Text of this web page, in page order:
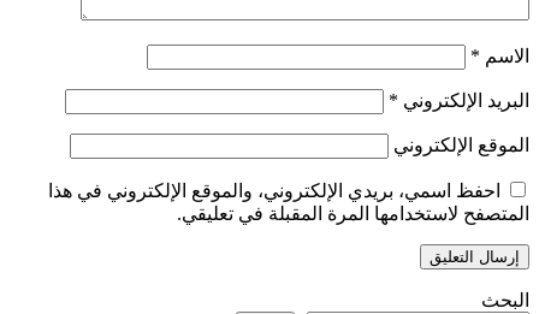
الاسم *
البريد الإلكتروني *
الموقع الإلكتروني
احفظ اسمي، بريدي الإلكتروني، والموقع الإلكتروني في هذا
المتصفح لاستخدامها المرة المقبلة في تعليقي.
البحث